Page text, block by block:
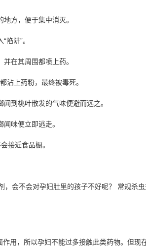
方，便于集中消灭。
阱”。
在其周围都喷上药。
沾上药粉，最终被毒死。
到桃叶散发的气味便避而远之。
味便立即逃走。
接近食品橱。
会不会对孕妇肚里的孩子不好呢？ 常规杀
，所以孕妇不能过多接触此类药物。但现